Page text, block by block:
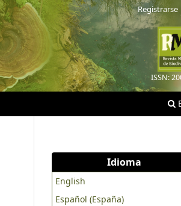
ISSN:
Registrarse
Idioma
English
Español (España)